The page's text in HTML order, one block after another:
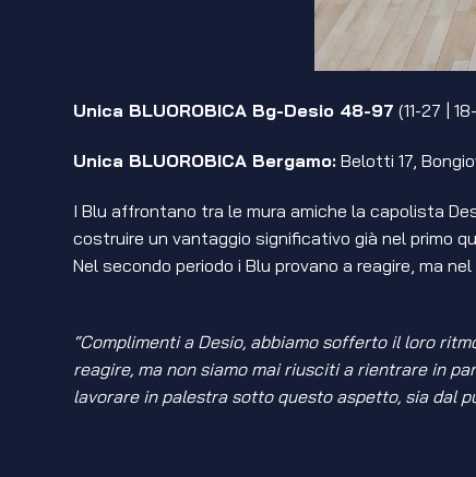
Unica BLUOROBICA Bg-Desio 48-97 (11-27 |
Unica BLUOROBICA Bergamo: Belotti 17,
I Blu affrontano tra le mura amiche la capolista
costruire un vantaggio significativo già nel primo
Nel secondo periodo i Blu provano a reagire, ma
“Complimenti a Desio, abbiamo sofferto il loro
reagire, ma non siamo mai riusciti a rientrare in
lavorare in palestra sotto questo aspetto, sia dal